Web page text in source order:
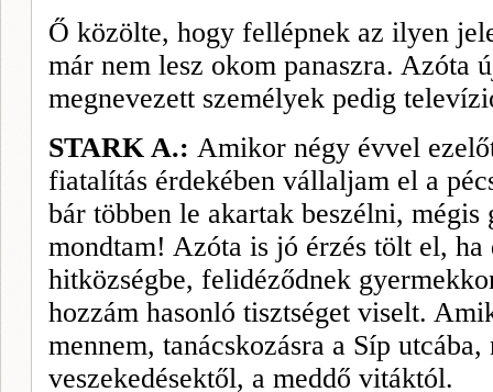
Ő közölte, hogy fellépnek az ilyen
már nem lesz okom panaszra. Azóta
megnevezett személyek pedig
STARK A.: Amikor négy évvel
fiatalítás érdekében vállaljam el a
bár többen le akartak beszélni,
mondtam! Azóta is jó érzés tölt el,
hitközségbe, felidéződnek
hozzám hasonló tisztséget viselt.
mennem, tanácskozásra a Síp
veszekedésektől, a meddő vitáktól.